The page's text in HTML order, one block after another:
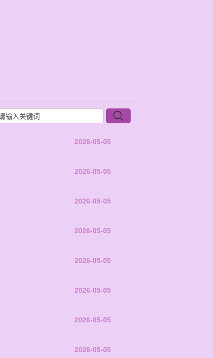
2026-05-05
2026-05-05
2026-05-05
2026-05-05
2026-05-05
2026-05-05
2026-05-05
2026-05-05